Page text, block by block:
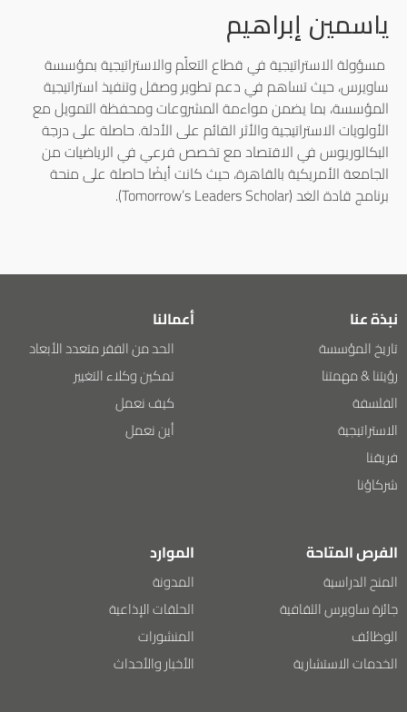
ياسمين إبراهيم
مسؤولة الاستراتيجية في قطاع التعلّم والاستراتيجية بمؤسسة
ساويرس، حيث تساهم في دعم تطوير وصقل وتنفيذ استراتيجية
المؤسسة، بما يضمن مواءمة المشروعات ومحفظة التمويل مع
الأولويات الاستراتيجية والأثر القائم على الأدلة. حاصلة على درجة
البكالوريوس في الاقتصاد مع تخصص فرعي في الرياضيات من
الجامعة الأمريكية بالقاهرة، حيث كانت أيضًا حاصلة على منحة
برنامج قادة الغد (Tomorrow’s Leaders Scholar).
نبذة عنا
تاريخ المؤسسة
رؤيتنا & مهمتنا
الفلسفة
الاستراتيجية
فريقنا
شركاؤنا
أعمالنا
الحد من الفقر متعدد الأبعاد
تمكين وكلاء التغيير
كيف نعمل
أين نعمل
الفرص المتاحة
المنح الدراسية
جائزة ساويرس الثقافية
الوظائف
الخدمات الاستشارية
الموارد
المدونة
الحلقات الإذاعية
المنشورات
الأخبار والأحداث